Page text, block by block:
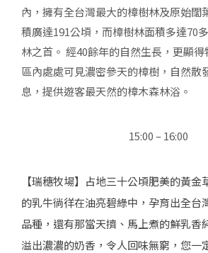
內，擁有全台灣最大的樟樹林及原始闊
積廣達191公頃，而樟樹林面積多達70
林之首。 經40餘年的自然生長，更顯
區內處處可見濃密參天的樟樹，自然散
息，提供遊客最天然的樟木森林浴。
15:00 – 16:00
【瑞穗牧場】占地三十公頃肥美的黃金
的乳牛徜徉在油亮碧綠中，孕育出全台
品種，還有那當天擠、馬上煮的鮮乳香
溢出濃濃的奶香，令人回味無窮，您一